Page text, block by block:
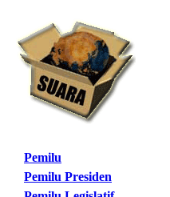
Pemilu
Pemilu Presiden